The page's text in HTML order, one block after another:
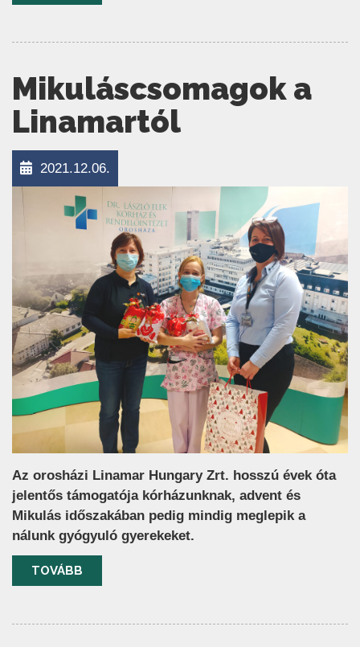
Mikuláscsomagok a
Linamartól
2021.12.06.
Az orosházi Linamar Hungary Zrt. hosszú évek óta
jelentős támogatója kórházunknak, advent és
Mikulás időszakában pedig mindig meglepik a
nálunk gyógyuló gyerekeket.
TOVÁBB